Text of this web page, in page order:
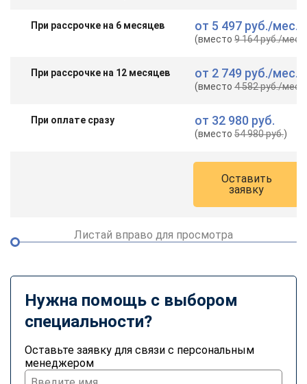
При рассрочке на 6 месяцев от 5 497 руб./мес.
(вместо9 164 руб./мес.
При рассрочке на 12 месяцев от 2 749 руб./мес.
(вместо4 582 руб./мес.
При оплате сразу от 32 980 руб.
(вместо54 980 руб.)
Оставить
заявку
Листай вправо для просмотра
Нужна помощь с выбором
специальности?
Оставьте заявку для связи с персональным
менеджером